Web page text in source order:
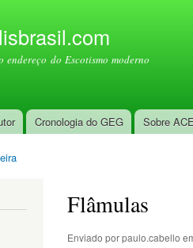
lisbrasil.com
endereço do Escotismo moderno
Cronologia do GEG Sobre
Flâmulas
Enviado porpaulo.cabello